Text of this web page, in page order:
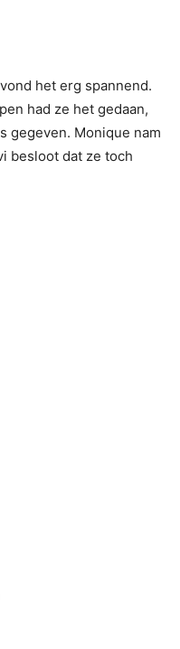
het erg spannend.
had ze het gedaan,
gegeven. Monique nam
besloot dat ze toch